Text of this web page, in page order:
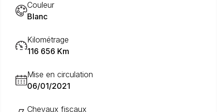
Couleur
Blanc
Kilométrage
116 656 Km
Mise en circulation
06/01/2021
Chevaux fiscaux